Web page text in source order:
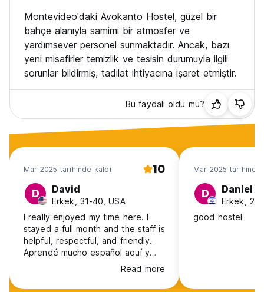
Montevideo'daki Avokanto Hostel, güzel bir
bahçe alanıyla samimi bir atmosfer ve
yardımsever personel sunmaktadır. Ancak, bazı
yeni misafirler temizlik ve tesisin durumuyla ilgili
sorunlar bildirmiş, tadilat ihtiyacına işaret etmiştir.
Bu faydalı oldu mu?
Mar 2025 tarihinde kaldı 10
D David
Erkek, 31-40, USA
I really enjoyed my time here. I
stayed a full month and the staff is
helpful, respectful, and friendly.
Aprendé mucho español aquí y
hice muchos nuevos amigos. The
garden/outside area is beautiful
and the staff cooks daily, so you
Read more
Mar 2025 tarihinde
D Daniel
Erkek,
good hostel